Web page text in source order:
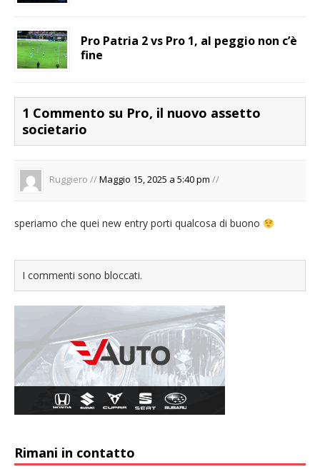
Pro Patria 2 vs Pro 1, al peggio non c’è
fine
1 Commento su Pro, il nuovo assetto
societario
Ruggiero //Maggio 15, 2025 a 5:40 pm //
speriamo che quei new entry porti qualcosa di buono
I commenti sono bloccati.
Rimani in contatto